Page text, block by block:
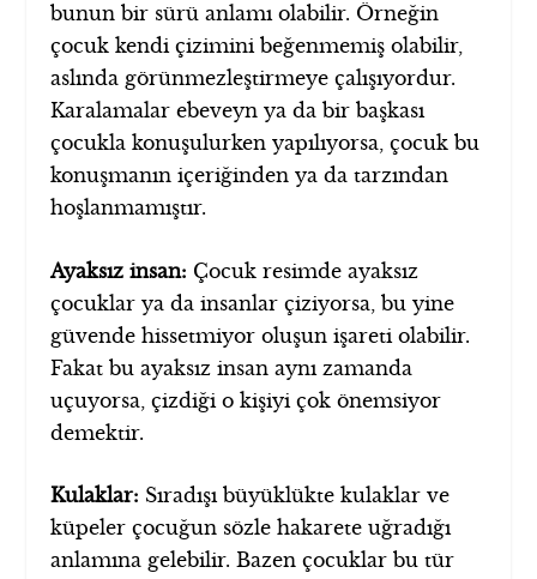
bunun bir sürü anlamı olabilir. Örneğin
çocuk kendi çizimini beğenmemiş olabilir,
aslında görünmezleştirmeye çalışıyordur.
Karalamalar ebeveyn ya da bir başkası
çocukla konuşulurken yapılıyorsa, çocuk bu
konuşmanın içeriğinden ya da tarzından
hoşlanmamıştır.
Ayaksız insan: Çocuk resimde ayaksız
çocuklar ya da insanlar çiziyorsa, bu yine
güvende hissetmiyor oluşun işareti olabilir.
Fakat bu ayaksız insan aynı zamanda
uçuyorsa, çizdiği o kişiyi çok önemsiyor
demektir.
Kulaklar: Sıradışı büyüklükte kulaklar ve
küpeler çocuğun sözle hakarete uğradığı
anlamına gelebilir. Bazen çocuklar bu tür